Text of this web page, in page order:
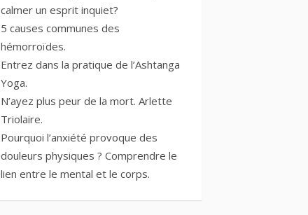
calmer un esprit inquiet?
5 causes communes des
hémorroïdes.
Entrez dans la pratique de l’Ashtanga
Yoga.
N’ayez plus peur de la mort. Arlette
Triolaire.
Pourquoi l’anxiété provoque des
douleurs physiques ? Comprendre le
lien entre le mental et le corps.